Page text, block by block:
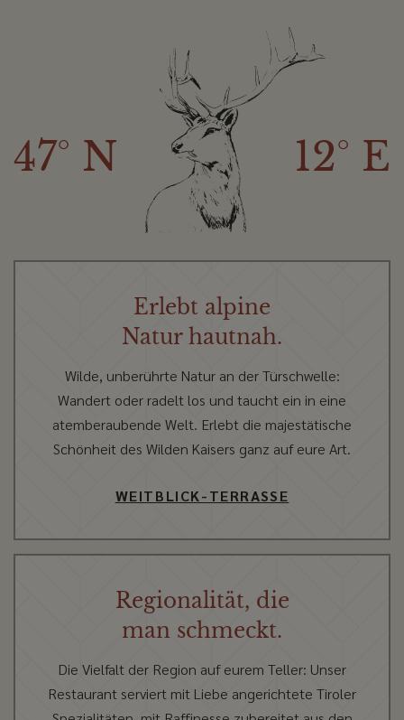
47° N 12° E
Erlebt alpine
Natur hautnah.
Wilde, unberührte Natur an der Türschwelle:
Wandert oder radelt los und taucht ein in eine
atemberaubende Welt. Erlebt die majestätische
Schönheit des Wilden Kaisers ganz auf eure Art.
WEITBLICK-TERRASSE
Regionalität, die
man schmeckt.
Die Vielfalt der Region auf eurem Teller: Unser
Restaurant serviert mit Liebe angerichtete Tiroler